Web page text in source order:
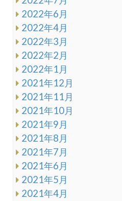
2022年6月
2022年4月
2022年3月
2022年2月
2022年1月
2021年12月
2021年11月
2021年10月
2021年9月
2021年8月
2021年7月
2021年6月
2021年5月
2021年4月